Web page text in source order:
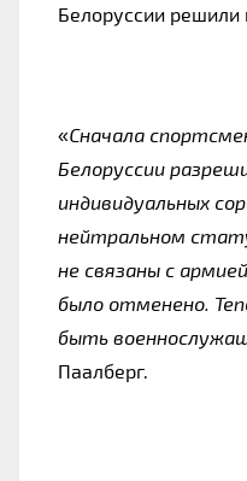
Белоруссии решили
«Сначала
Белоруссии
индивидуальных
нейтральном
не связаны с
было отменено.
быть
Паалберг.